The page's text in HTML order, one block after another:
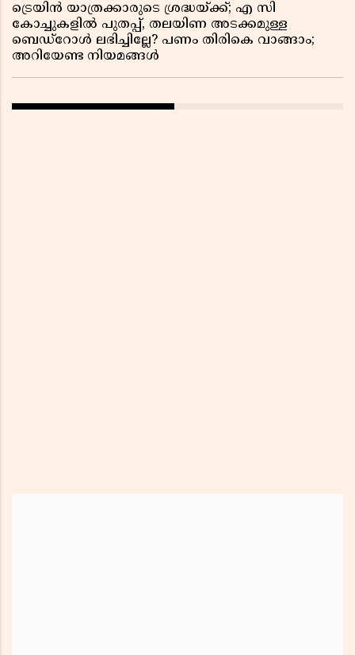
ട്രെയിൻ യാത്രക്കാരുടെ ശ്രദ്ധയ്ക്ക്; എ സി
കോച്ചുകളിൽ പുതപ്പ്, തലയിണ അടക്കമുള്ള
ബെഡ്റോൾ ലഭിച്ചില്ലേ? പണം തിരികെ വാങ്ങാം;
അറിയേണ്ട നിയമങ്ങൾ